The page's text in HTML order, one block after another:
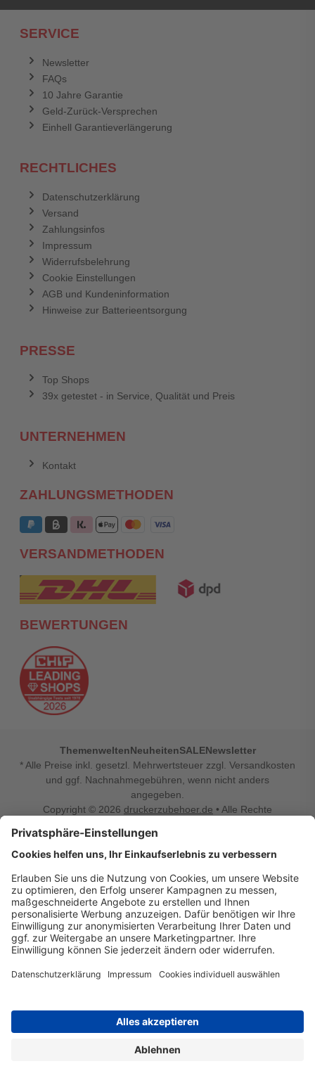
SERVICE
Newsletter
FAQs
10 Jahre Garantie
Geld-Zurück-Versprechen
Einhell Garantieverlängerung
RECHTLICHES
Datenschutzerklärung
Versand
Zahlungsinfos
Impressum
Widerrufsbelehrung
Cookie Einstellungen
AGB und Kundeninformation
Hinweise zur Batterieentsorgung
PRESSE
Top Shops
39x getestet - in Service, Qualität und Preis
UNTERNEHMEN
Kontakt
ZAHLUNGSMETHODEN
VERSANDMETHODEN
BEWERTUNGEN
ThemenweltenNeuheitenSALENewsletter
* Alle Preise inkl. gesetzl. Mehrwertsteuer zzgl. Versandkosten
und ggf. Nachnahmegebühren, wenn nicht anders
angegeben.
Copyright © 2026 druckerzubehoer.de • Alle Rechte
Vertrag widerrufen
Druckerzubehoer.de – preiswerte Qualität für Ihr Office
Sie sind auf der Suche nach dem passenden Druckerzubehör
oder Zubehör für das Büro, den Computer oder Ihr
Smartphone? Dann sind Sie bei Druckerzubehoer.de genau
richtig! Unser breites Sortiment bietet unter anderem Tinte
und Toner für alle gängigen Druckermodelle – großer sowie
kleiner Hersteller. Zugleich sind wir Ihr Online Fachhandel für
einrichten, die Werkstatt ausstatten oder den Alltag mit
was Ihren Arbeitsplatz noch komfortabler macht, finden Sie
bei uns auch Bastelspaß, Schulbedarf, Beleuchtung,
für die ganze Familie. Entdecken Sie günstige Angebote und